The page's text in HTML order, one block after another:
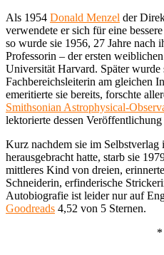
Als 1954 Donald Menzel der
verwendete er sich für eine
so wurde sie 1956, 27 Jahre nach
Professorin – der ersten
Universität Harvard. Später wurde
Fachbereichsleiterin am gleichen
emeritierte sie bereits, forschte
Smithsonian Astrophysical-
lektorierte dessen
Kurz nachdem sie im
herausgebracht hatte, starb sie
mittleres Kind von dreien,
Schneiderin, erfinderische
Autobiografie ist leider nur auf
Goodreads 4,52 von 5 Sternen.
*